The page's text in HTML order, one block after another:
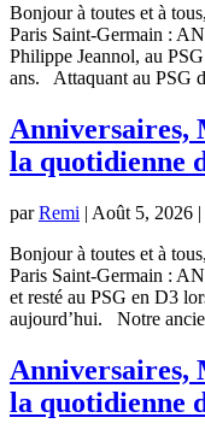
Bonjour à toutes et à
Paris Saint-Germain :
Philippe Jeannol, au
ans. Attaquant au PSG
Anniversaires,
la quotidienne
parRemi | Août 5, 2026 |
Bonjour à toutes et à
Paris Saint-Germain :
et resté au PSG en D3
aujourd’hui. Notre
Anniversaires,
la quotidienne